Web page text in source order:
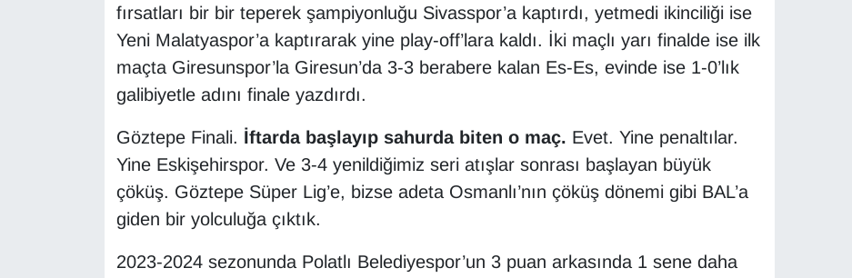
fırsatları bir bir teperek şampiyonluğu Sivasspor’a kaptırdı, yetmedi ikinciliği ise
Yeni Malatyaspor’a kaptırarak yine play-off’lara kaldı. İki maçlı yarı finalde ise ilk
maçta Giresunspor’la Giresun’da 3-3 berabere kalan Es-Es, evinde ise 1-0’lık
galibiyetle adını finale yazdırdı.
Göztepe Finali. İftarda başlayıp sahurda biten o maç. Evet. Yine penaltılar.
Yine Eskişehirspor. Ve 3-4 yenildiğimiz seri atışlar sonrası başlayan büyük
çöküş. Göztepe Süper Lig’e, bizse adeta Osmanlı’nın çöküş dönemi gibi BAL’a
giden bir yolculuğa çıktık.
2023-2024 sezonunda Polatlı Belediyespor’un 3 puan arkasında 1 sene daha